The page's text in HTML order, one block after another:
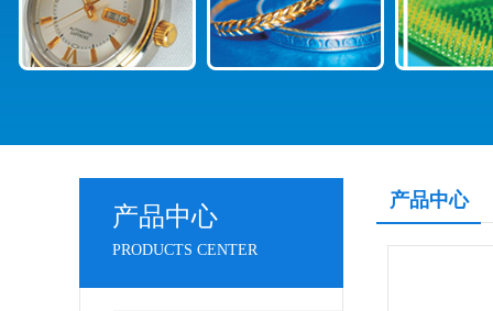
产品中心
PRODUCTS CENTER
产品中心